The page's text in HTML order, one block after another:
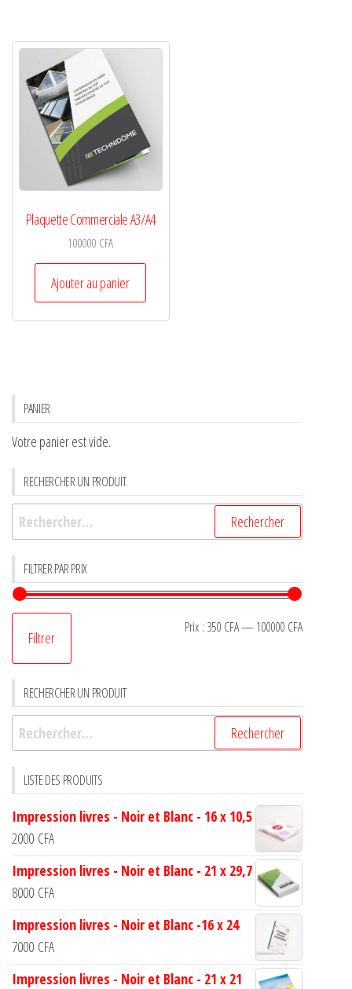
Plaquette Commerciale A3/A4
100000 CFA
Ajouter au panier
PANIER
Votre panier est vide.
RECHERCHER UN PRODUIT
FILTRER PAR PRIX
Filtrer
Prix : 350 CFA— 100000 CFA
RECHERCHER UN PRODUIT
LISTE DES PRODUITS
Impression livres - Noir et Blanc - 16 x 10,5
2000 CFA
Impression livres - Noir et Blanc - 21 x 29,7
8000 CFA
Impression livres - Noir et Blanc -16 x 24
7000 CFA
Impression livres - Noir et Blanc - 21 x 21